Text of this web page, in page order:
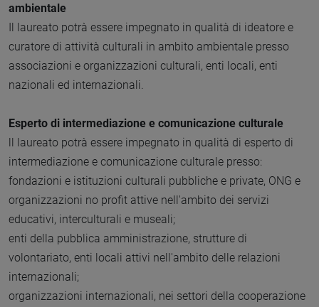
ambientale
Il laureato potrà essere impegnato in qualità di ideatore e
curatore di attività culturali in ambito ambientale presso
associazioni e organizzazioni culturali, enti locali, enti
nazionali ed internazionali.
Esperto di intermediazione e comunicazione culturale
ll laureato potrà essere impegnato in qualità di esperto di
intermediazione e comunicazione culturale presso:
fondazioni e istituzioni culturali pubbliche e private, ONG e
organizzazioni no profit attive nell'ambito dei servizi
educativi, interculturali e museali;
enti della pubblica amministrazione, strutture di
volontariato, enti locali attivi nell'ambito delle relazioni
internazionali;
organizzazioni internazionali, nei settori della cooperazione